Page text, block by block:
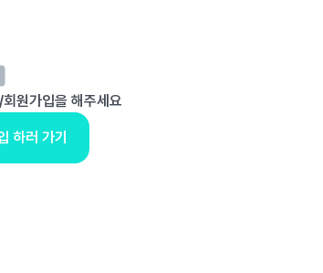
원가입을 해주세요
하러 가기